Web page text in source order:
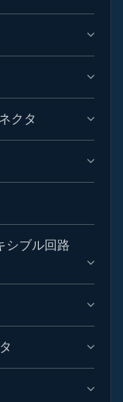
クタ
シブル回路